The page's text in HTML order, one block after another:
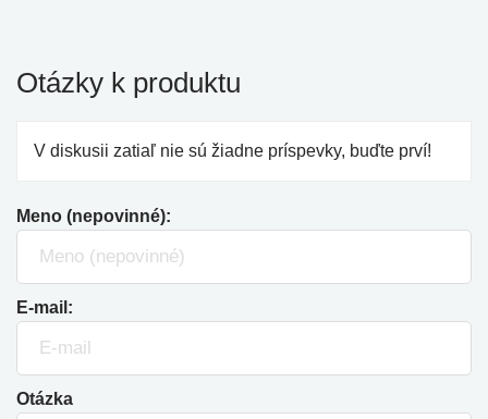
Otázky k produktu
V diskusii zatiaľ nie sú žiadne príspevky, buďte prví!
Meno (nepovinné):
E-mail:
Otázka